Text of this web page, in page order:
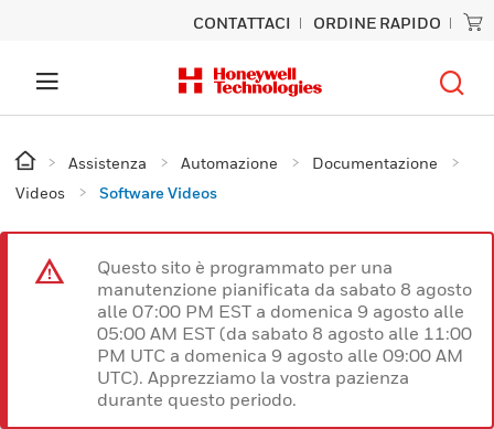
CONTATTACI ORDINE RAPIDO
Assistenza Automazione
Documentazione
Videos
Software Videos
Questo sito è programmato per una
manutenzione pianificata da sabato 8 agosto
alle 07:00 PM EST a domenica 9 agosto alle
05:00 AM EST (da sabato 8 agosto alle 11:00
PM UTC a domenica 9 agosto alle 09:00 AM
UTC). Apprezziamo la vostra pazienza
durante questo periodo.